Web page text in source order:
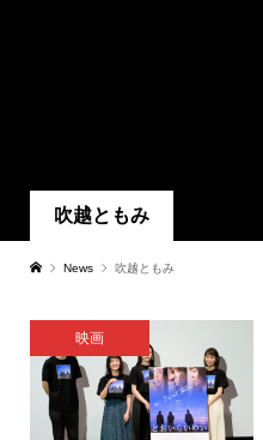
吹越ともみ
News 吹越ともみ
映画